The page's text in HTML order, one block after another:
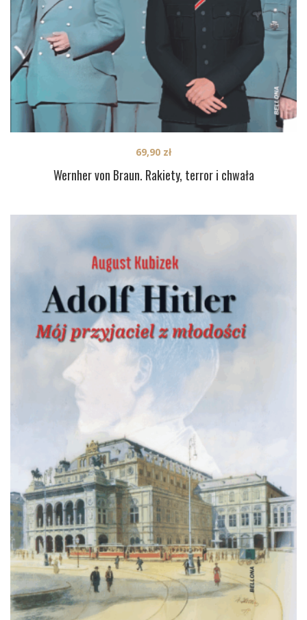
Wernher von Braun. Rakiety, terror i chwała
69,90 zł